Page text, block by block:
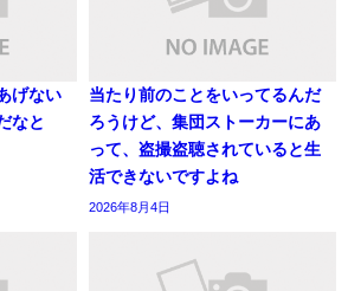
げない
なと
当たり前のことをいってるんだ
ろうけど、集団ストーカーにあ
って、盗撮盗聴されていると生
活できないですよね
2026年8月4日